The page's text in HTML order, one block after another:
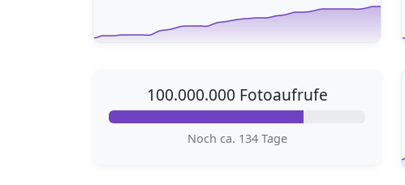
100.000.000 Fotoaufrufe
Noch ca. 134 Tage